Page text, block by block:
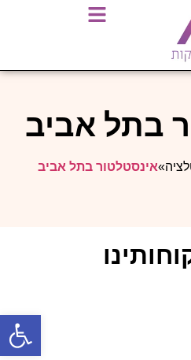
בתל אביב
»אינסטלטור בתל אביב
פתח